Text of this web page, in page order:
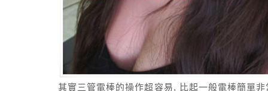
其實三管電棒的操作超容易, 比起一般電棒簡單